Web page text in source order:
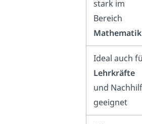
stark im
Bereich
Mathematik
Ideal auch
Lehrkräfte
und
geeignet